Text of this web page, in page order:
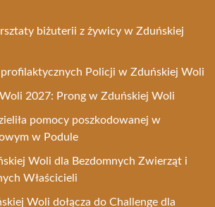
biżuterii z żywicy w Zduńskiej
profilaktycznych Policji w Zduńskiej Woli
2027: Prong w Zduńskiej Woli
pomocy poszkodowanej w
w Podule
Woli dla Bezdomnych Zwierząt i
Właścicieli
Woli dołącza do Challenge dla